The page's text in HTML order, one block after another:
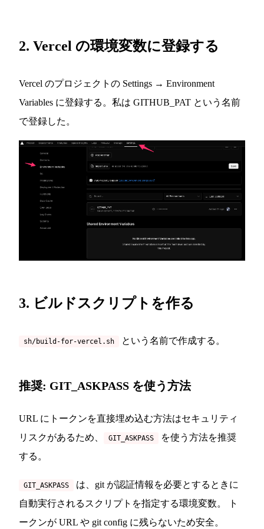
2. Vercel の環境変数に登録する
Vercel のプロジェクトの Settings → Environment
Variables に登録する。私は GITHUB_PAT という名前
で登録した。
3. ビルドスクリプトを作る
sh/build-for-vercel.sh という名前で作成する。
推奨: GIT_ASKPASS を使う方法
URL にトークンを直接埋め込む方法はセキュリティ
リスクがあるため、
GIT_ASKPASS
を使う方法を推奨
する。
GIT_ASKPASS
は、git が認証情報を必要とするときに
自動実行されるスクリプトを指定する環境変数。 ト
ークンが URL や git config に残らないため安全。